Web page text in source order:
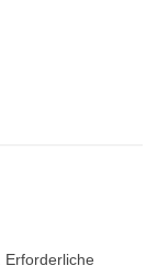
Erforderliche